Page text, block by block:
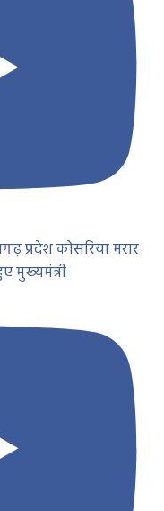
प्रदेश कोसरिया मरार
मुख्यमंत्री